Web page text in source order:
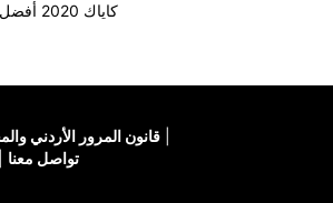
كاياك 2020 أفضل نظافة
قانون المرور الأردني
تواصل معنا